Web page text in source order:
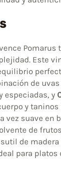
Este
de uvas
especiadas, y
y
vez suave en
de
de madera
para platos